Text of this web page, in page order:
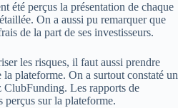
été perçus la présentation de chaque
On a aussi pu remarquer que
de la part de ses investisseurs.
les risques, il faut aussi prendre
plateforme. On a surtout constaté un
ClubFunding. Les rapports de
perçus sur la plateforme.